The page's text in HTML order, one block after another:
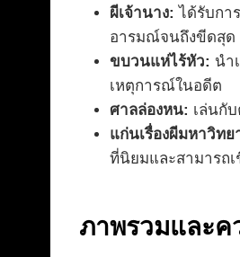
ผีเจ้านาง: ได้รับกา
อารมณ์จนถึงขีดสุด
ขบวนแห่ไร้หัว: นำ
เหตุการณ์ในอดีต
ศาลล่องหน: เล่นกั
แก่นเรื่องผีมหาวิทย
ที่นิยมและสามารถ
ภาพรวมและค